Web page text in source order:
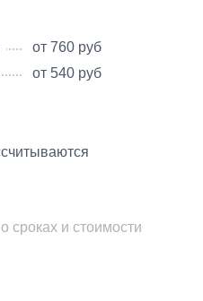
от 760 руб
от 540 руб
сроках и стоимости